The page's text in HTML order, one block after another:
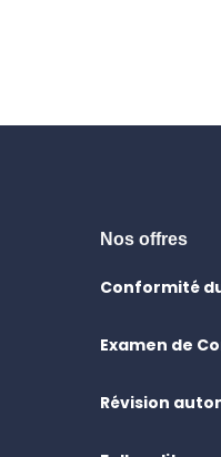
Nos offres
Conformité
Examen de
Révision